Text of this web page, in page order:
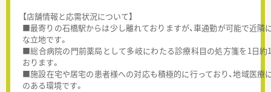
【店舗情報と応需状況について】
■最寄りの石橋駅からは少し離れておりますが、車通勤が可能で近隣
な立地です。
■総合病院の門前薬局として多岐にわたる診療科目の処方箋を1日約
おります。
■施設在宅や居宅の患者様への対応も積極的に行っており、地域医療
のある環境です。